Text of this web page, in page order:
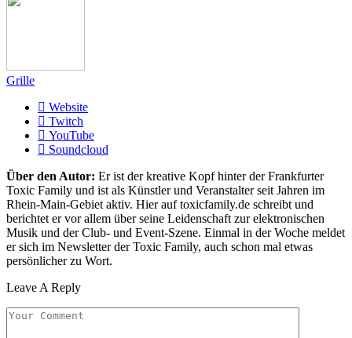
Grille
Website
Twitch
YouTube
Soundcloud
Über den Autor: Er ist der kreative Kopf hinter der Frankfurter
Toxic Family und ist als Künstler und Veranstalter seit Jahren im
Rhein-Main-Gebiet aktiv. Hier auf toxicfamily.de schreibt und
berichtet er vor allem über seine Leidenschaft zur elektronischen
Musik und der Club- und Event-Szene. Einmal in der Woche meldet
er sich im Newsletter der Toxic Family, auch schon mal etwas
persönlicher zu Wort.
Leave A Reply